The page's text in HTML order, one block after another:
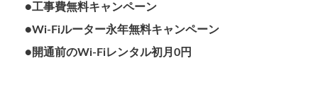
●工事費無料キャンペーン
●Wi-Fiルーター永年無料キャンペーン
●開通前のWi-Fiレンタル初月0円